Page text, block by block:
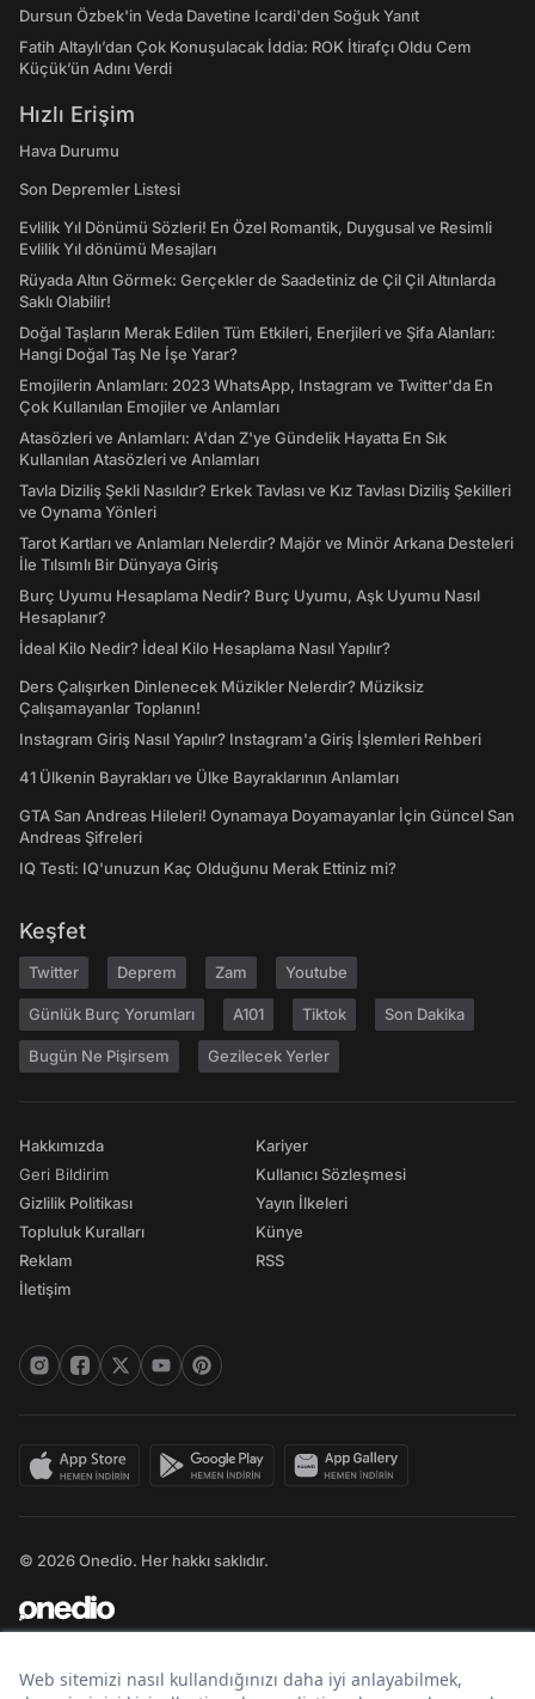
Dursun Özbek'in Veda Davetine Icardi'den Soğuk Yanıt
Fatih Altaylı’dan Çok Konuşulacak İddia: ROK İtirafçı Oldu Cem
Küçük’ün Adını Verdi
Hızlı Erişim
Hava Durumu
Son Depremler Listesi
Evlilik Yıl Dönümü Sözleri! En Özel Romantik, Duygusal ve Resimli
Evlilik Yıl dönümü Mesajları
Rüyada Altın Görmek: Gerçekler de Saadetiniz de Çil Çil Altınlarda
Saklı Olabilir!
Doğal Taşların Merak Edilen Tüm Etkileri, Enerjileri ve Şifa Alanları:
Hangi Doğal Taş Ne İşe Yarar?
Emojilerin Anlamları: 2023 WhatsApp, Instagram ve Twitter'da En
Çok Kullanılan Emojiler ve Anlamları
Atasözleri ve Anlamları: A'dan Z'ye Gündelik Hayatta En Sık
Kullanılan Atasözleri ve Anlamları
Tavla Diziliş Şekli Nasıldır? Erkek Tavlası ve Kız Tavlası Diziliş Şekilleri
ve Oynama Yönleri
Tarot Kartları ve Anlamları Nelerdir? Majör ve Minör Arkana Desteleri
İle Tılsımlı Bir Dünyaya Giriş
Burç Uyumu Hesaplama Nedir? Burç Uyumu, Aşk Uyumu Nasıl
Hesaplanır?
İdeal Kilo Nedir? İdeal Kilo Hesaplama Nasıl Yapılır?
Ders Çalışırken Dinlenecek Müzikler Nelerdir? Müziksiz
Çalışamayanlar Toplanın!
Instagram Giriş Nasıl Yapılır? Instagram'a Giriş İşlemleri Rehberi
41 Ülkenin Bayrakları ve Ülke Bayraklarının Anlamları
GTA San Andreas Hileleri! Oynamaya Doyamayanlar İçin Güncel San
Andreas Şifreleri
IQ Testi: IQ'unuzun Kaç Olduğunu Merak Ettiniz mi?
Keşfet
Twitter Deprem Zam Youtube
Günlük Burç Yorumları A101 Tiktok Son Dakika
Bugün Ne Pişirsem Gezilecek Yerler
Hakkımızda
Geri Bildirim
Gizlilik Politikası
Topluluk Kuralları
Reklam
İletişim
Kariyer
Kullanıcı Sözleşmesi
Yayın İlkeleri
Künye
RSS
© 2026 Onedio. Her hakkı saklıdır.
Bir markasıdır.